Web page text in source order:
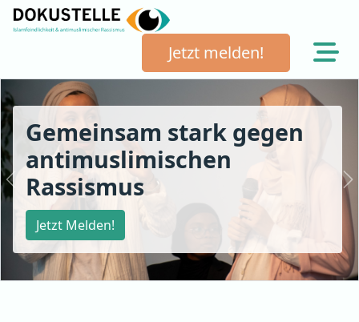
Jetzt melden!
Dokustelle Österreich
Gemeinsam stark gegen
antimuslimischen
Rassismus
Jetzt Melden!
Previous